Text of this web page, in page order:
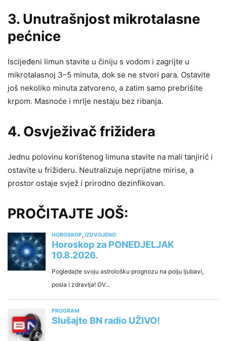
3. Unutrašnjost mikrotalasne
pećnice
Iscijeđeni limun stavite u činiju s vodom i zagrijte u
mikrotalasnoj 3–5 minuta, dok se ne stvori para. Ostavite
još nekoliko minuta zatvoreno, a zatim samo prebrišite
krpom. Masnoće i mrlje nestaju bez ribanja.
4. Osvježivač frižidera
Jednu polovinu korištenog limuna stavite na mali tanjirić i
ostavite u frižideru. Neutralizuje neprijatne mirise, a
prostor ostaje svjež i prirodno dezinfikovan.
PROČITAJTE JOŠ: